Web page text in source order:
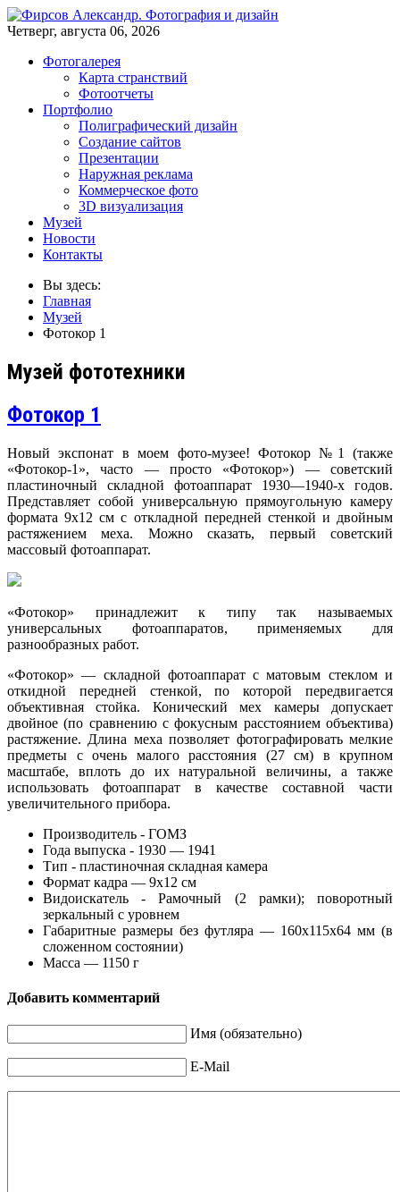
Четверг, августа 06, 2026
Фотогалерея
Карта странствий
Фотоотчеты
Портфолио
Полиграфический дизайн
Создание сайтов
Презентации
Наружная реклама
Коммерческое фото
3D визуализация
Музей
Новости
Контакты
Вы здесь:
Главная
Музей
Фотокор 1
Музей фототехники
Фотокор 1
Новый экспонат в моем фото-музее! Фотокор №1 (также
«Фотокор-1», часто — просто «Фотокор») — советский
пластиночный складной фотоаппарат 1930—1940-х годов.
Представляет собой универсальную прямоугольную камеру
формата 9х12 см с откладной передней стенкой и двойным
растяжением меха. Можно сказать, первый советский
массовый фотоаппарат.
«Фотокор» принадлежит к типу так называемых
универсальных фотоаппаратов, применяемых для
разнообразных работ.
«Фотокор» — складной фотоаппарат с матовым стеклом и
откидной передней стенкой, по которой передвигается
объективная стойка. Конический мех камеры допускает
двойное (по сравнению с фокусным расстоянием объектива)
растяжение. Длина меха позволяет фотографировать мелкие
предметы с очень малого расстояния (27 см) в крупном
масштабе, вплоть до их натуральной величины, а также
использовать фотоаппарат в качестве составной части
увеличительного прибора.
Производитель - ГОМЗ
Года выпуска - 1930 — 1941
Тип - пластиночная складная камера
Формат кадра — 9х12 см
Видоискатель - Рамочный (2 рамки); поворотный
зеркальный с уровнем
Габаритные размеры без футляра — 160х115х64 мм (в
сложенном состоянии)
Масса — 1150 г
Добавить комментарий
Имя (обязательно)
E-Mail